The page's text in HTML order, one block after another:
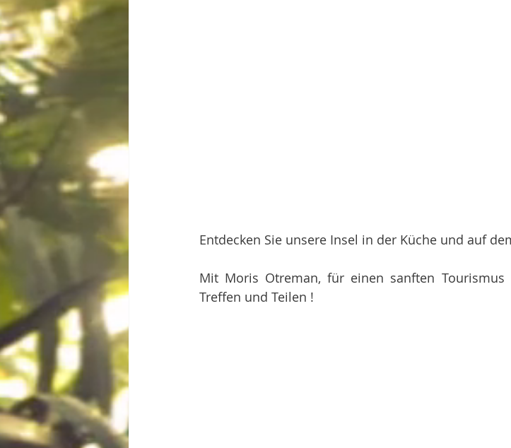
Entdecken Sie unsere Insel in der Küche und auf
Mit Moris Otreman, für einen sanften
Treffen und Teilen !